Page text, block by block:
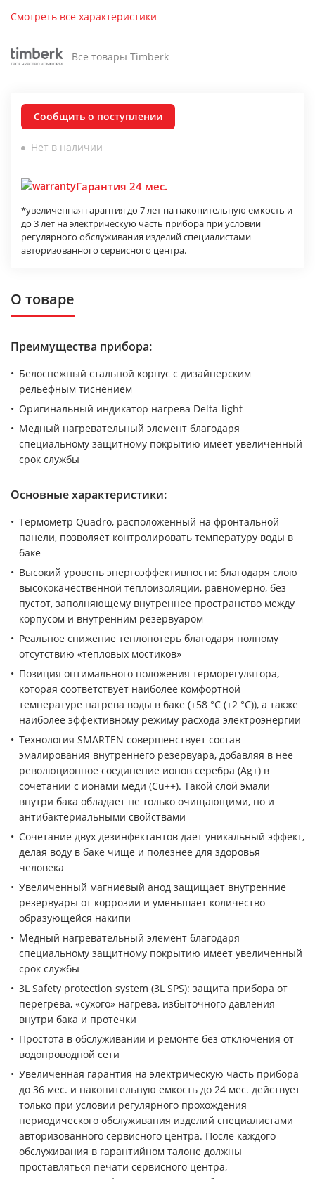
Смотреть все характеристики
Все товары Timberk
Сообщить о поступлении
Нет в наличии
Гарантия 24 мес.
*увеличенная гарантия до 7 лет на накопительную емкость и
до 3 лет на электрическую часть прибора при условии
регулярного обслуживания изделий специалистами
авторизованного сервисного центра.
О товаре
Преимущества прибора:
Белоснежный стальной корпус с дизайнерским
рельефным тиснением
Оригинальный индикатор нагрева Delta-light
Медный нагревательный элемент благодаря
специальному защитному покрытию имеет увеличенный
срок службы
Основные характеристики:
Термометр Quadro, расположенный на фронтальной
панели, позволяет контролировать температуру воды в
баке
Высокий уровень энергоэффективности: благодаря слою
высококачественной теплоизоляции, равномерно, без
пустот, заполняющему внутреннее пространство между
корпусом и внутренним резервуаром
Реальное снижение теплопотерь благодаря полному
отсутствию «тепловых мостиков»
Позиция оптимального положения терморегулятора,
которая соответствует наиболее комфортной
температуре нагрева воды в баке (+58 °С (±2 °С)), а также
наиболее эффективному режиму расхода электроэнергии
Технология SMARTEN совершенствует состав
эмалирования внутреннего резервуара, добавляя в нее
революционное соединение ионов серебра (Ag+) в
сочетании с ионами меди (Cu++). Такой слой эмали
внутри бака обладает не только очищающими, но и
антибактериальными свойствами
Сочетание двух дезинфектантов дает уникальный эффект,
делая воду в баке чище и полезнее для здоровья
человека
Увеличенный магниевый анод защищает внутренние
резервуары от коррозии и уменьшает количество
образующейся накипи
Медный нагревательный элемент благодаря
специальному защитному покрытию имеет увеличенный
срок службы
3L Safety protection system (3L SPS): защита прибора от
перегрева, «сухого» нагрева, избыточного давления
внутри бака и протечки
Простота в обслуживании и ремонте без отключения от
водопроводной сети
Увеличенная гарантия на электрическую часть прибора
до 36 мес. и накопительную емкость до 24 мес. действует
только при условии регулярного прохождения
периодического обслуживания изделий специалистами
авторизованного сервисного центра. После каждого
обслуживания в гарантийном талоне должны
проставляться печати сервисного центра,